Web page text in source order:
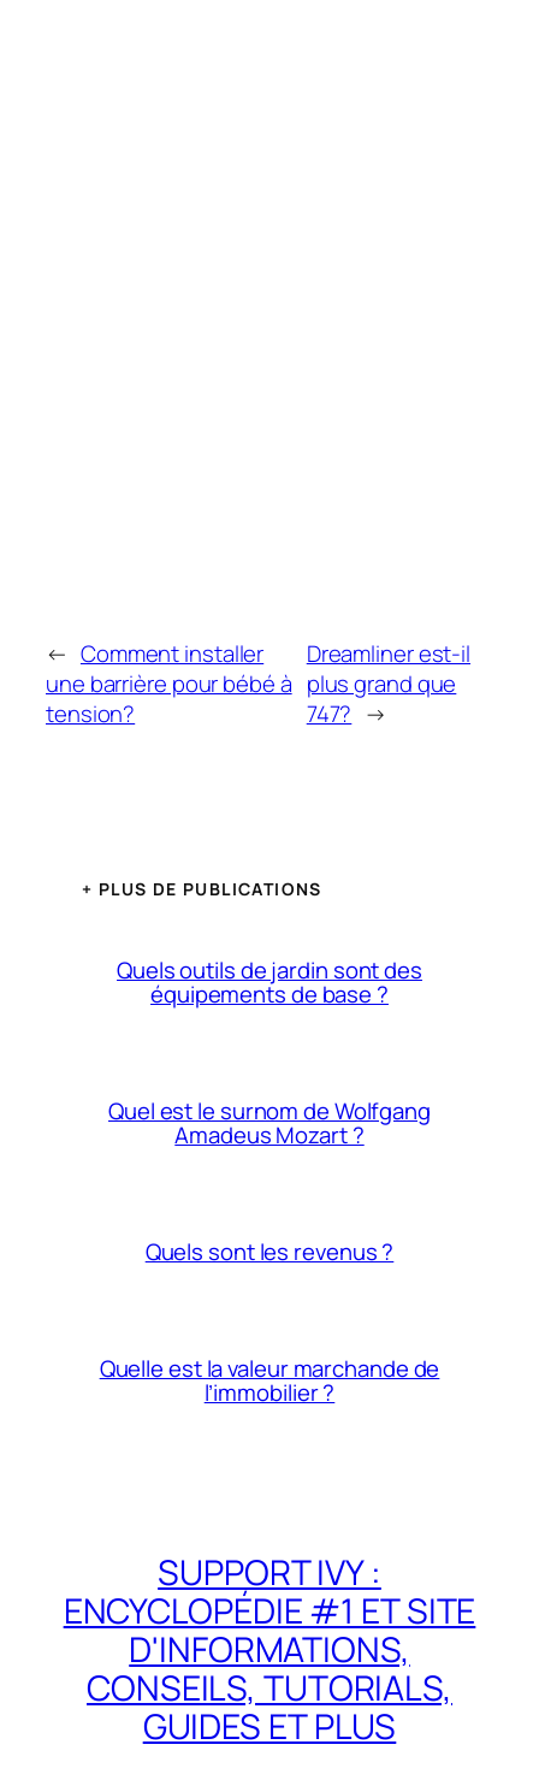
← Comment installer
une barrière pour bébé à
tension?
Dreamliner est-il
plus grand que
747? →
+ PLUS DE PUBLICATIONS
Quels outils de jardin sont des
équipements de base ?
Quel est le surnom de Wolfgang
Amadeus Mozart ?
Quels sont les revenus ?
Quelle est la valeur marchande de
l’immobilier ?
SUPPORT IVY :
ENCYCLOPÉDIE #1 ET SITE
D'INFORMATIONS,
CONSEILS, TUTORIALS,
GUIDES ET PLUS